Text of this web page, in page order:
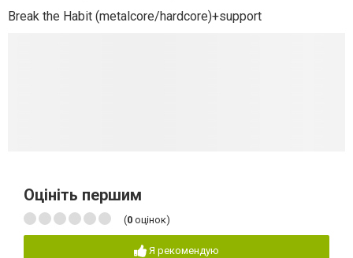
Break the Habit (metalcore/hardcore)+support
Оцініть першим
(0 оцінок)
Я рекомендую